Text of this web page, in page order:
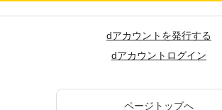
dアカウントを発行する
dアカウントログイン
ページトップへ